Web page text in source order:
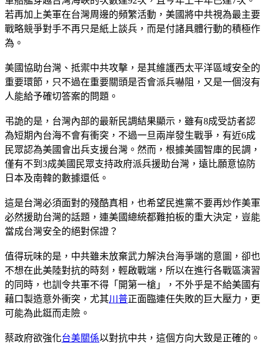
若再加上美軍在台灣周邊的頻繁活動，美國將中共視為最主要
戰略競爭對手不再只是紙上談兵，而是付諸具體行動的積極作
為。
美國協助台灣、抵禦中共攻擊，是其維護西太平洋區域安全的
重要環節，只不過在重要關頭是否會派兵嚇阻，又是一個沒有
人能給予確切答案的問題。
弔詭的是，台灣內部的最新民調結果顯示，雖有8成受訪者認
為短期內台海不會有衝突，不過一旦兩岸發生戰爭，有近6成
民眾認為美國會出兵支援台灣。然而，根據美國智庫的民調，
僅有不到3成美國民眾支持政府派兵援助台灣，遠比願意協防
日本及南韓的數據還低。
這是台灣必須面對的殘酷真相，也希望民進黨不要再炒作美軍
必然援助台灣的話題，連美國總統都難拍板的重大決定，豈能
當成台灣安全的絕對保證？
值得玩味的是，中共雖未放棄武力解決台海爭端的意圖，卻也
不想在此美陸對抗的時刻，輕啟戰端，所以在進行各戰區演習
的同時，也訓令共軍不得「開第一槍」，不外乎是不給美國有
藉口製造意外衝突，尤其川普正面臨連任失敗的巨大壓力，更
可能為此鋌而走險。
蔡政府欲強化台美關係以對抗中共，這個方向大致是正確的。